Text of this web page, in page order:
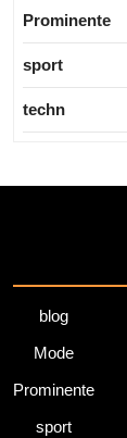
Prominente
sport
techn
blog
Mode
Prominente
sport